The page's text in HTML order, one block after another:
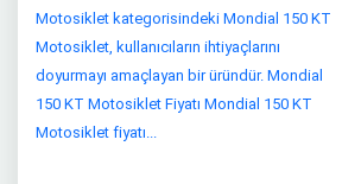
Motosiklet kategorisindeki Mondial 150 KT
Motosiklet, kullanıcıların ihtiyaçlarını
doyurmayı amaçlayan bir üründür. Mondial
150 KT Motosiklet Fiyatı Mondial 150 KT
Motosiklet fiyatı...